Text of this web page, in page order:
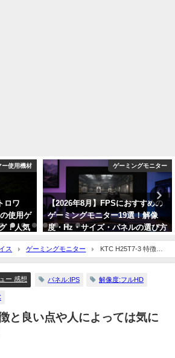
ー使用機材
ロワ
使用ゲ
！人気
ゲーミングモニター
【2026年8月】FPSにおすすめの
ゲーミングモニター19選！解像
度・Hz・サイズ・パネルの選び方
も解説！
ス ゲーミングモニター
KTC H25T7-3 特徴と
点について！
ー 感想 パネル:IPS 解像度:フルHD
と良い点や人によっては気に